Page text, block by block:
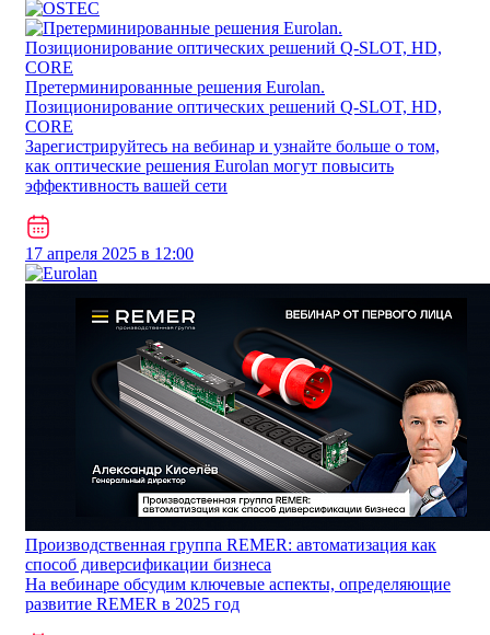
Претерминированные решения Eurolan.
Позиционирование оптических решений Q-SLOT, HD,
CORE
Зарегистрируйтесь на вебинар и узнайте больше о том,
как оптические решения Eurolan могут повысить
эффективность вашей сети
17 апреля 2025 в 12:00
Производственная группа REMER: автоматизация как
способ диверсификации бизнеса
На вебинаре обсудим ключевые аспекты, определяющие
развитие REMER в 2025 год